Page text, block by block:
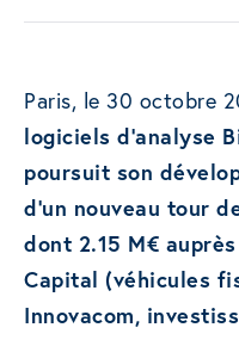
Paris, le 30 octobre
logiciels d’analyse
poursuit son
d’un nouveau tour
dont 2.15 M€
Capital (véhicules
Innovacom,